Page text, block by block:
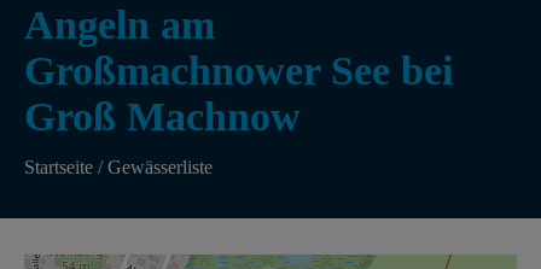
Angeln am
Großmachnower See bei
Groß Machnow
Startseite /Gewässerliste